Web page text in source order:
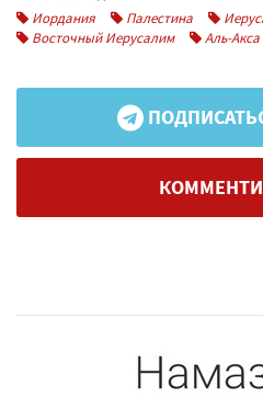
Иордания Палестина
Восточный Иерусалим
Аль-Акса